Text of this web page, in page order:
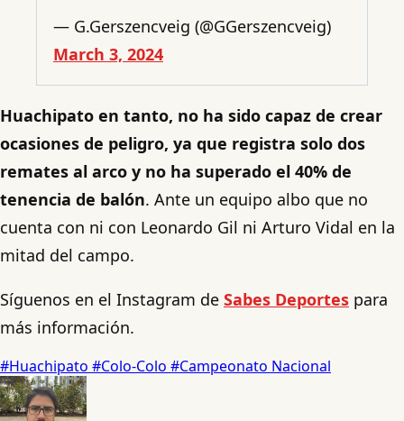
— G.Gerszencveig (@GGerszencveig)
March 3, 2024
Huachipato en tanto, no ha sido capaz de crear
ocasiones de peligro, ya que registra solo dos
remates al arco y no ha superado el 40% de
tenencia de balón. Ante un equipo albo que no
cuenta con ni con Leonardo Gil ni Arturo Vidal en la
mitad del campo.
Síguenos en el Instagram de Sabes Deportes para
más información.
#Huachipato #Colo-Colo #Campeonato Nacional